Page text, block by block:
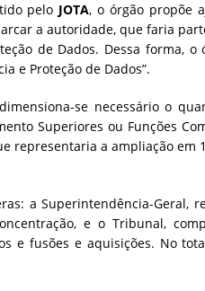
pelo JOTA, o órgão propõe
a autoridade, que faria
de Dados. Dessa forma, o
e Proteção de Dados”.
se necessário o
Superiores ou Funções
representaria a ampliação em
a Superintendência-Geral,
e o Tribunal,
e fusões e aquisições. No